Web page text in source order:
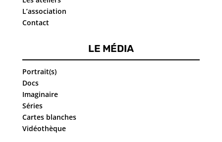
L’association
Contact
LE MÉDIA
Portrait(s)
Docs
Imaginaire
Séries
Cartes blanches
Vidéothèque